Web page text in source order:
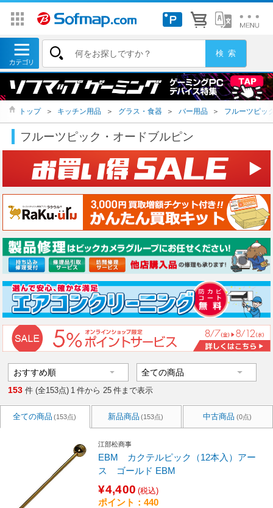
トップ ＞ キッチン用品 ＞ グラス・食器 ＞ バー用品 ＞ フルーツピッ
フルーツピック・オードブルピン
153 件 (全153点) 1 件から 25 件まで表示
全ての商品 (153点) 新品商品 (153点) 中古商品 (0点)
江部松商事
EBM カクテルピック（12本入）アー
ス ゴールド EBM
¥4,400 (税込)
ポイント：440